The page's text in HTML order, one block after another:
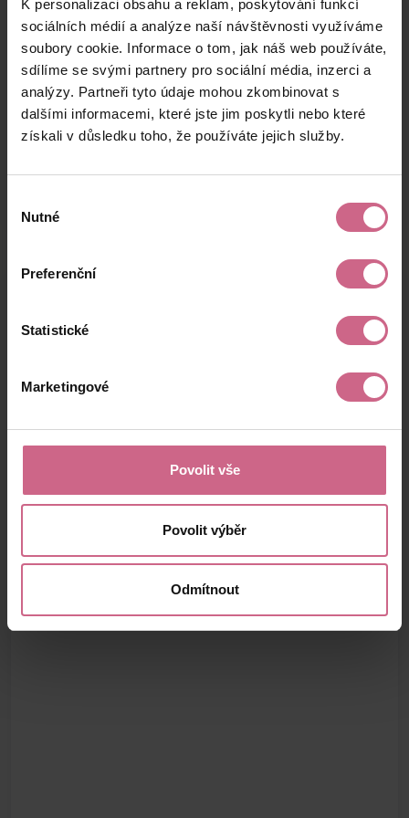
K personalizaci obsahu a reklam, poskytování funkcí
sociálních médií a analýze naší návštěvnosti využíváme
soubory cookie. Informace o tom, jak náš web používáte,
sdílíme se svými partnery pro sociální média, inzerci a
analýzy. Partneři tyto údaje mohou zkombinovat s
dalšími informacemi, které jste jim poskytli nebo které
získali v důsledku toho, že používáte jejich služby.
souhlasu
Nutné
Preferenční
Statistické
Marketingové
Povolit vše
Povolit výběr
Odmítnout
J****
M****
19. 5. 2024
10:27:08
M****
2 000 Kč
19. 5. 2024
09:15:12
1 380 Kč
R****
N****
200 Kč
19. 5. 2024
06:17:55
138 Kč
keyboard_arrow_left keyboard_arrow_right